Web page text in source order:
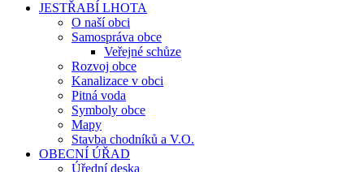
JESTŘABÍ LHOTA
O naší obci
Samospráva obce
Veřejné schůze
Rozvoj obce
Kanalizace v obci
Pitná voda
Symboly obce
Mapy
Stavba chodníků a V.O.
OBECNÍ ÚŘAD
Úřední deska